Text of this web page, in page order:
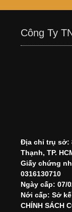
Công Ty
Địa chỉ trụ sở:
Thạnh, TP.
Giấy chứng
0316130710
Ngày cấp: 07/
Nới cấp: Sở
CHÍNH SÁCH